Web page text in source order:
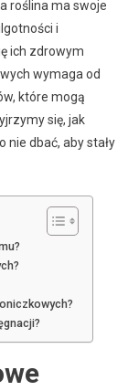
roślina ma swoje
i
ich zdrowym
wymaga od
które mogą
się, jak
nie dbać, aby stały